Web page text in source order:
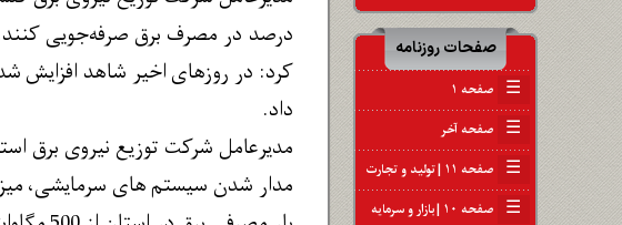
صفحات روزنامه
☰ صفحه ۱
☰ صفحه آخر
☰ صفحه ۱۱ | تولید و تجارت
☰ صفحه ۱۰ | بازار و سرمایه
درصد در مصرف برق صرفه‌جویی کنند.
داد.
مدار شدن سیستم های سرمایشی،